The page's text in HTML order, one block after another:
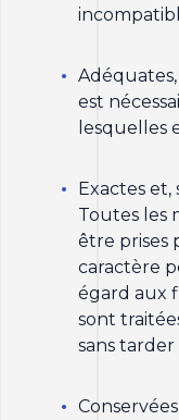
est
lesquelles
Exactes et,
Toutes les
être prises
caractère
égard aux
sont
sans tarder